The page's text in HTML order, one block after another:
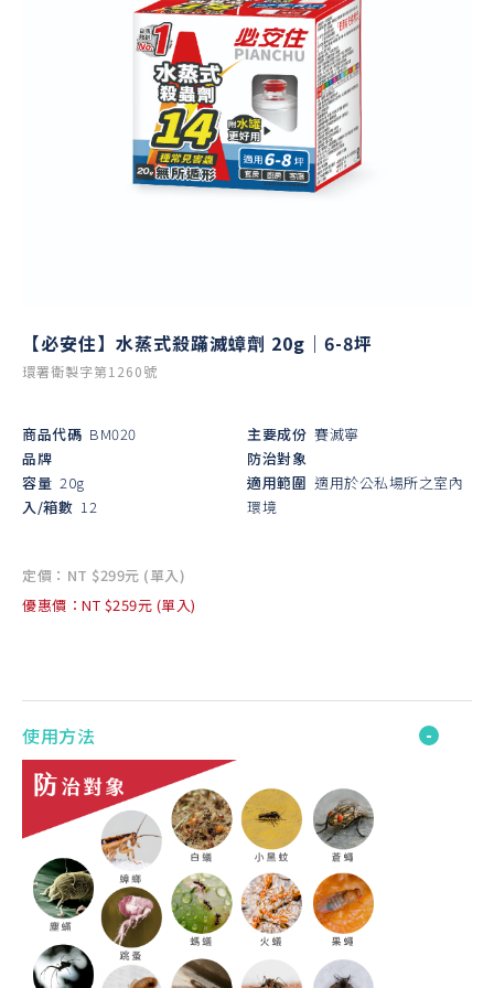
【必安住】水蒸式殺蹣滅蟑劑 20g｜6-8坪
環署衛製字第1260號
商品代碼 BM020
品牌
容量 20g
入/箱數 12
主要成份 賽滅寧
防治對象
適用範圍 適用於公私場所之室內
環境
定價：NT $299元 (單入)
優惠價：NT $259元 (單入)
使用方法